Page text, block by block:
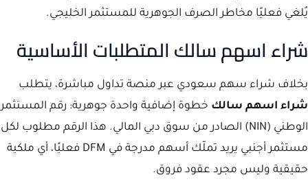
يُلغي فعليًا مخاطر الصرف الجوهرية للمستثمر الخليجي.
شراء اسهم سالك المتطلبات الأساسية
بخلاف شراء سهم سعودي عبر منصة تداول مباشرة، يتطلب
شراء اسهم سالك خطوة إضافية واحدة جوهرية: رقم المستثمر
الوطني (NIN) الصادر من سوق دبي المالي. هذا الرقم مطلوب لكل
مستثمر أجنبي يريد تملّك أسهم مدرجة في DFM فعليًا، أي ملكية
حقيقية وليس مجرد عقود فروق.